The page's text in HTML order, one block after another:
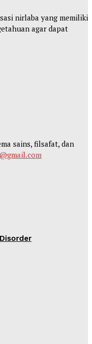
nirlaba yang memiliki
agar dapat
sains, filsafat, dan